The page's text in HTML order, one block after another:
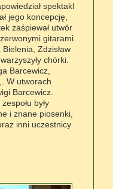
spektakl
jego koncepcję,
zaśpiewał utwór
gitarami.
Zdzisław
chórki.
Barcewicz,
W utworach
Barcewicz.
były
i znane piosenki,
inni uczestnicy